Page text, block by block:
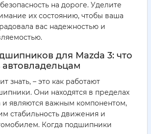
на дороге. Уделите
их состоянию, чтобы ваша
вас надежностью и
для Mazda 3: что
автовладельцам
знать, – это как работают
Они находятся в пределах
и являются важным компонентом,
стабильность движения и
Когда подшипники